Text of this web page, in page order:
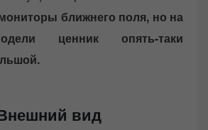
ближнего поля, но на
ценник опять-таки
вид